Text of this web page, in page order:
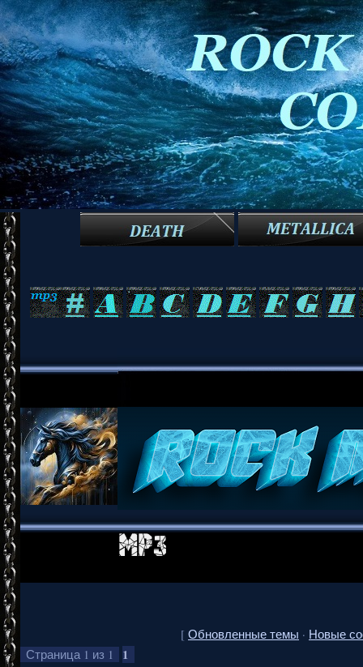
[ Обновленные темы · Новые
Страница 1 из 1 1